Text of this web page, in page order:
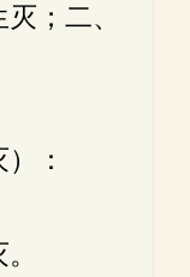
；二、
：